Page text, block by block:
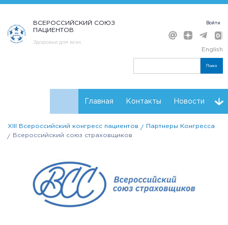
ВСЕРОССИЙСКИЙ СОЮЗ
ПАЦИЕНТОВ
Здоровье для всех
Войти
English
Поиск
Главная Контакты Новости
Расписание Регистрация Мнения Резолюции
XIII Всероссийский конгресс пациентов
Партнеры Конгресса
Всероссийский союз страховщиков